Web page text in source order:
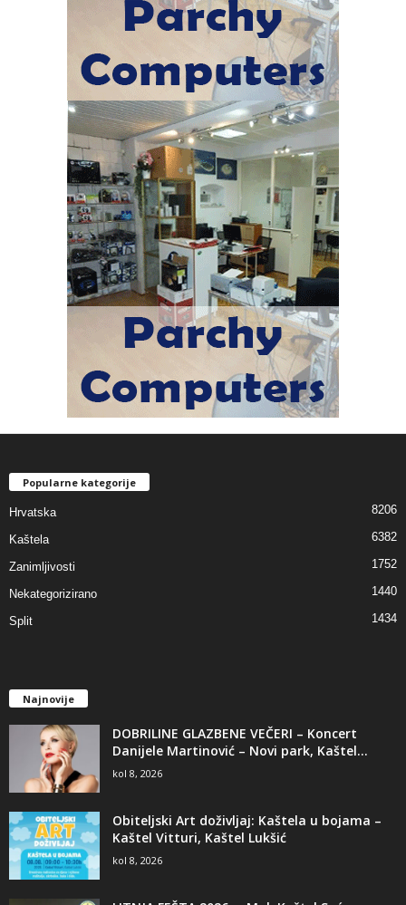
Popularne kategorije
Hrvatska 8206
Kaštela 6382
Zanimljivosti 1752
Nekategorizirano 1440
Split 1434
Najnovije
DOBRILINE GLAZBENE VEČERI – Koncert
Danijele Martinović – Novi park, Kaštel...
kol 8, 2026
Obiteljski Art doživljaj: Kaštela u bojama –
Kaštel Vitturi, Kaštel Lukšić
kol 8, 2026